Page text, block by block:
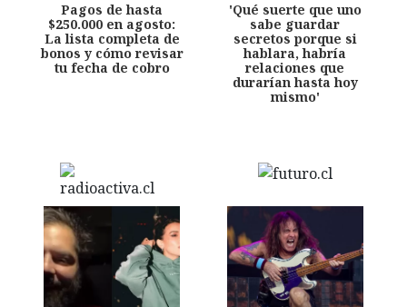
Pagos de hasta
$250.000 en agosto:
La lista completa de
bonos y cómo revisar
tu fecha de cobro
'Qué suerte que uno
sabe guardar
secretos porque si
hablara, habría
relaciones que
durarían hasta hoy
mismo'